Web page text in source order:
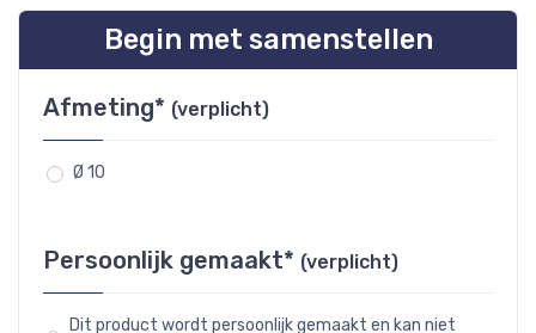
Begin met samenstellen
Afmeting* (verplicht)
Ø 10
Persoonlijk gemaakt* (verplicht)
Dit product wordt persoonlijk gemaakt en kan niet